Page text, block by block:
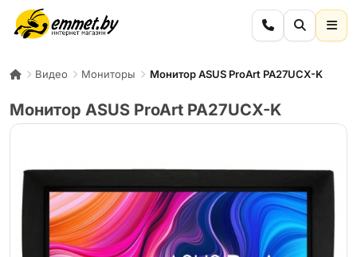
Видео Мониторы Монитор ASUS ProArt PA27UCX-K
Монитор ASUS ProArt PA27UCX-K